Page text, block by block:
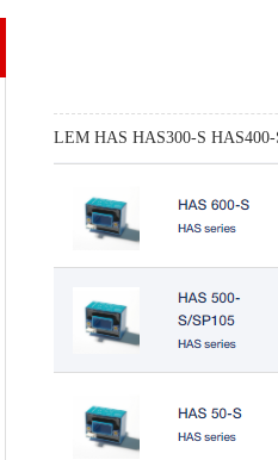
LEM HAS HAS300-S